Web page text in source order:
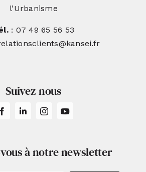
l’Urbanisme
: 07 49 65 56 53
Suivez-nous
à notre newsletter